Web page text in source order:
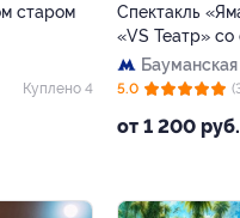
старом
Куплено 4
Спектакль
«VS Театр» со
Бауманская
от 1 200 руб.
5.0